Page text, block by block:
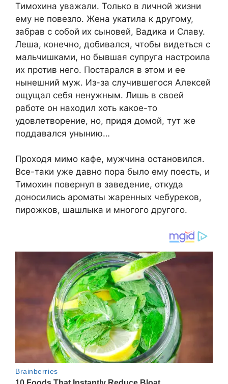
Тимохина уважали. Только в личной жизни
ему не повезло. Жена укатила к другому,
забрав с собой их сыновей, Вадика и Славу.
Леша, конечно, добивался, чтобы видеться с
мальчишками, но бывшая супруга настроила
их против него. Постарался в этом и ее
нынешний муж. Из-за случившегося Алексей
ощущал себя ненужным. Лишь в своей
работе он находил хоть какое-то
удовлетворение, но, придя домой, тут же
поддавался унынию…
Проходя мимо кафе, мужчина остановился.
Все-таки уже давно пора было ему поесть, и
Тимохин повернул в заведение, откуда
доносились ароматы жаренных чебуреков,
пирожков, шашлыка и многого другого.